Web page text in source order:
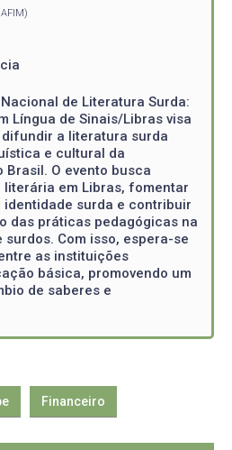
de Literatura Surda:
Língua de Sinais/Libras visa
a literatura surda
e cultural da
Brasil. O evento busca
em Libras, fomentar
surda e contribuir
das práticas pedagógicas na
Com isso, espera-se
as instituições
básica, promovendo um
de saberes e
Financeiro